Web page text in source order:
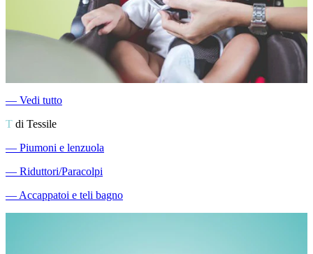
― Vedi tutto
T di Tessile
― Piumoni e lenzuola
― Riduttori/Paracolpi
―Accappatoi e teli bagno